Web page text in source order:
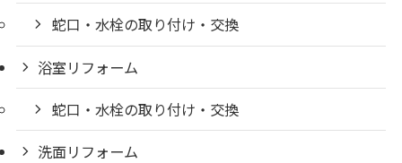
蛇口・水栓の取り付け・交換
浴室リフォーム
蛇口・水栓の取り付け・交換
洗面リフォーム